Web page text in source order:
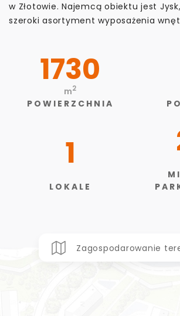
w Złotowie. Najemcą obiektu jest
szeroki asortyment wyposażenia
1730
m2
POWIERZCHNIA
1
LOKALE
Zagospodarowanie